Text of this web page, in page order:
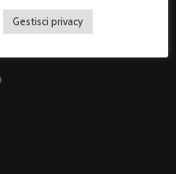
vendita
Gestisci privacy